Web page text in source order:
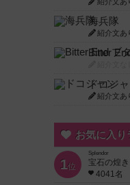
海兵隊
紹介文あ
ドコジ
紹介文あ
お気に入り
1位
Splendor
宝石の煌き
4041名